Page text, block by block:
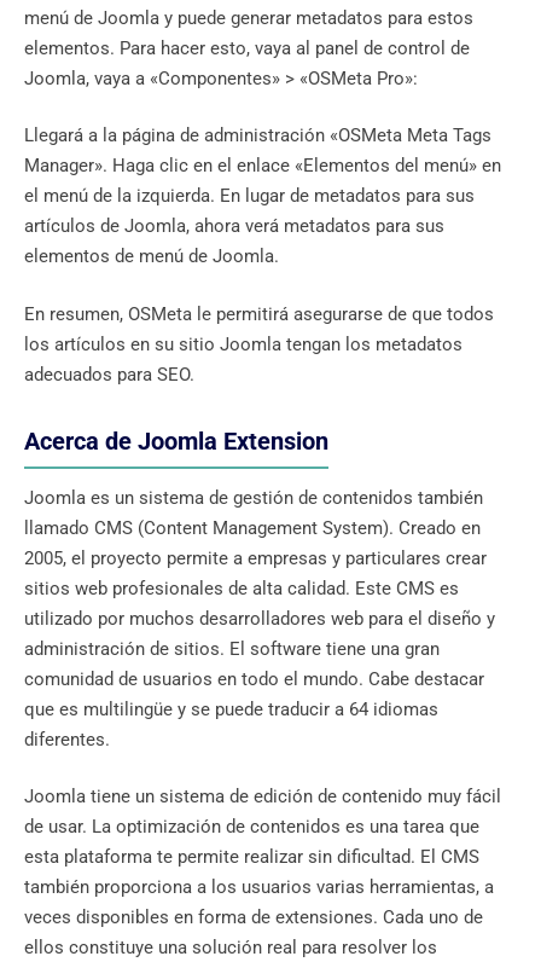
menú de Joomla y puede generar metadatos para estos
elementos. Para hacer esto, vaya al panel de control de
Joomla, vaya a «Componentes» > «OSMeta Pro»:
Llegará a la página de administración «OSMeta Meta Tags
Manager». Haga clic en el enlace «Elementos del menú» en
el menú de la izquierda. En lugar de metadatos para sus
artículos de Joomla, ahora verá metadatos para sus
elementos de menú de Joomla.
En resumen, OSMeta le permitirá asegurarse de que todos
los artículos en su sitio Joomla tengan los metadatos
adecuados para SEO.
Acerca de Joomla Extension
Joomla es un sistema de gestión de contenidos también
llamado CMS (Content Management System). Creado en
2005, el proyecto permite a empresas y particulares crear
sitios web profesionales de alta calidad. Este CMS es
utilizado por muchos desarrolladores web para el diseño y
administración de sitios. El software tiene una gran
comunidad de usuarios en todo el mundo. Cabe destacar
que es multilingüe y se puede traducir a 64 idiomas
diferentes.
Joomla tiene un sistema de edición de contenido muy fácil
de usar. La optimización de contenidos es una tarea que
esta plataforma te permite realizar sin dificultad. El CMS
también proporciona a los usuarios varias herramientas, a
veces disponibles en forma de extensiones. Cada uno de
ellos constituye una solución real para resolver los